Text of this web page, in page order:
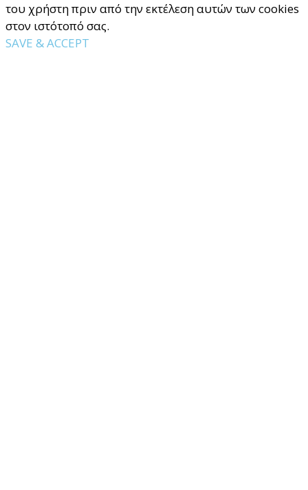
του χρήστη πριν από την εκτέλεση αυτών των cookies
στον ιστότοπό σας.
SAVE & ACCEPT